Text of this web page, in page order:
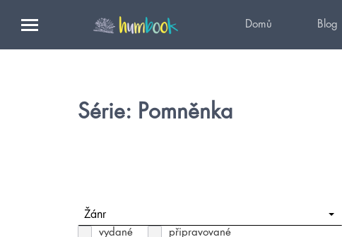
Domů Blog
Série: Pomněnka
Žánr
vydané připravované